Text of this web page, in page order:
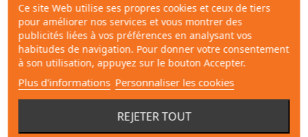
Shady Grey A30
Ce site Web utilise ses propres cookies et ceux de tiers
pour améliorer nos services et vous montrer des
publicités liées à vos préférences en analysant vos
habitudes de navigation. Pour donner votre consentement
à son utilisation, appuyez sur le bouton Accepter.
Plus d'informations Personnaliser les cookies
REJETER TOUT